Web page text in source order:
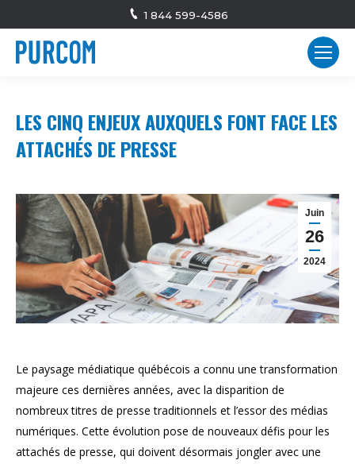
1 844 599-4586
LES CINQ ENJEUX AUXQUELS FONT FACE LES
ATTACHÉS DE PRESSE
Juin
26
2024
Le paysage médiatique québécois a connu une transformation
majeure ces dernières années, avec la disparition de
nombreux titres de presse traditionnels et l’essor des médias
numériques. Cette évolution pose de nouveaux défis pour les
attachés de presse, qui doivent désormais jongler avec une